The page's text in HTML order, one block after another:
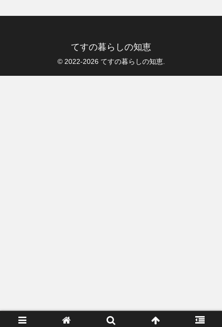
てすの暮らしの知恵
© 2022-2026 てすの暮らしの知恵.